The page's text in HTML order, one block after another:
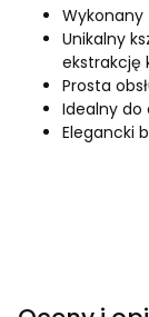
Wykonany
Unikalny
ekstrakcję
Prosta
Idealny do
Elegancki